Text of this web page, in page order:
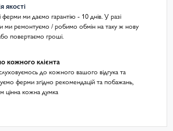
якості
ми даємо гарантію - 10 днів. У разі
ми ремонтуємо / робимо обмін на таку ж нову
повертаємо гроші.
кожного клієнта
до кожного вашого відгука та
ферми згідно рекомендацій та побажань,
цінна кожна думка